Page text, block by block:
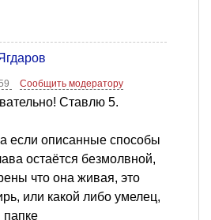
Сообщить модератору
Ставлю 5.
если описанные способы
остаётся безмолвной,
что она живая, это
или какой либо умелец,
папке